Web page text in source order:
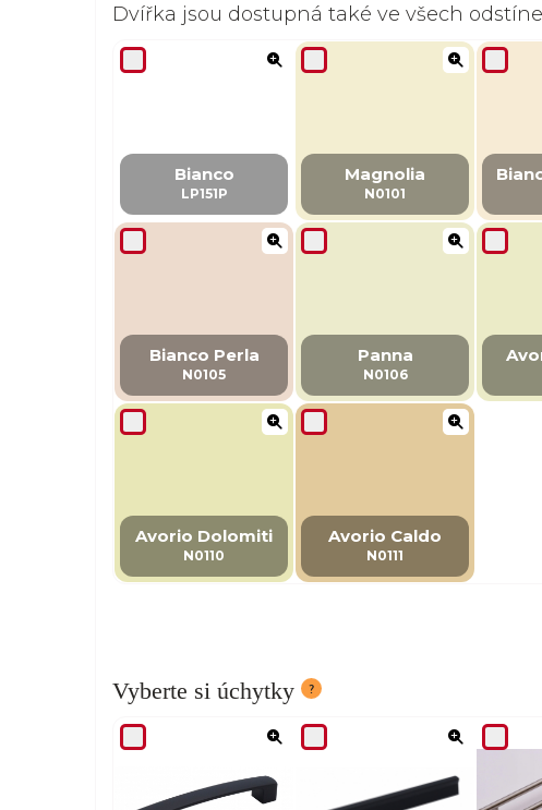
Dvířka jsou dostupná také ve všech
Bianco
LP151P
Magnolia
N0101
Bianco Perla
N0105
Panna
N0106
Avorio Dolomiti
N0110
Avorio Caldo
N0111
Vyberte si úchytky